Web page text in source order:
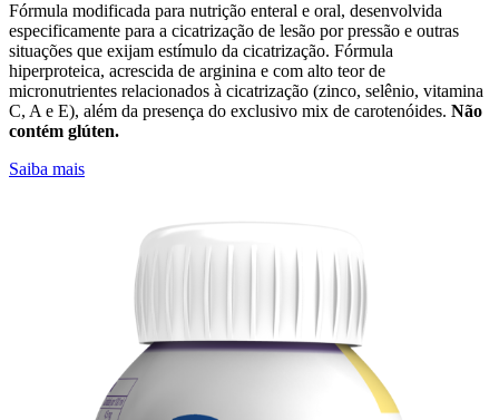
Fórmula modificada para nutrição enteral e oral, desenvolvida
especificamente para a cicatrização de lesão por pressão e outras
situações que exijam estímulo da cicatrização. Fórmula
hiperproteica, acrescida de arginina e com alto teor de
micronutrientes relacionados à cicatrização (zinco, selênio, vitamina
C, A e E), além da presença do exclusivo mix de carotenóides. Não
contém glúten.
Saiba mais